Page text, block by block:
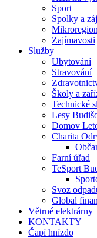
Sport
Spolky a
Zajímavosti
Služby
Ubytování
Stravování
Školy a
Technické
Lesy
Domov
Charita
Farní úřad
TeSport
Svoz
Global
Větrné elektrárny
KONTAKTY
Čapí hnízdo